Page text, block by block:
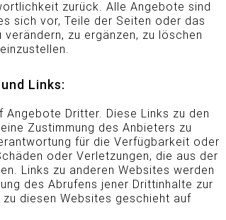
zurück. Alle Angebote sind
sich vor, Teile der Seiten oder das
zu ergänzen, zu löschen
Links:
Dritter. Diese Links zu den
Zustimmung des Anbieters zu
für die Verfügbarkeit oder
oder Verletzungen, die aus der
Links zu anderen Websites werden
des Abrufens jener Drittinhalte zur
diesen Websites geschieht auf